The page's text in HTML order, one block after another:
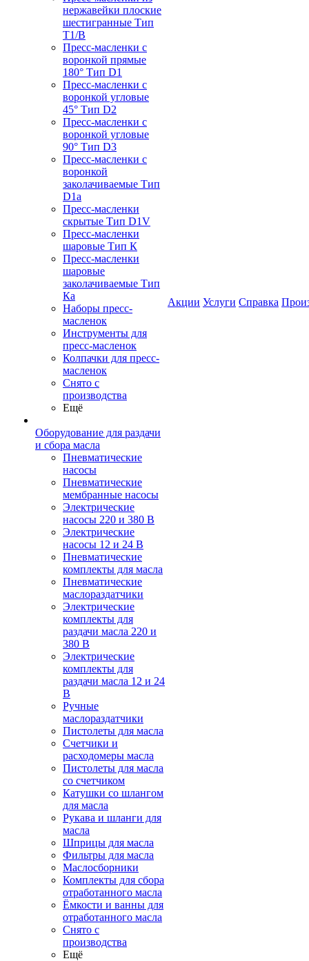
нержавейки плоские
шестигранные Тип
T1/B
Пресс-масленки с
воронкой прямые
180° Тип D1
Пресс-масленки с
воронкой угловые
45° Тип D2
Пресс-масленки с
воронкой угловые
90° Тип D3
Пресс-масленки с
воронкой
заколачиваемые Тип
D1a
Пресс-масленки
скрытые Тип D1V
Пресс-масленки
шаровые Тип К
Пресс-масленки
шаровые
заколачиваемые Тип
Кa
Наборы пресс-
масленок
Инструменты для
пресс-масленок
Колпачки для пресс-
масленок
Снято с
производства
Ещё
Оборудование для раздачи
и сбора масла
Пневматические
насосы
Пневматические
мембранные насосы
Электрические
насосы 220 и 380 В
Электрические
насосы 12 и 24 В
Пневматические
комплекты для масла
Пневматические
маслораздатчики
Электрические
комплекты для
раздачи масла 220 и
380 В
Электрические
комплекты для
раздачи масла 12 и 24
В
Ручные
маслораздатчики
Пистолеты для масла
Счетчики и
расходомеры масла
Пистолеты для масла
со счетчиком
Катушки со шлангом
для масла
Рукава и шланги для
масла
Шприцы для масла
Фильтры для масла
Маслосборники
Комплекты для сбора
отработанного масла
Ёмкости и ванны для
отработанного масла
Снято с
производства
Ещё
Акции Услуги Справка